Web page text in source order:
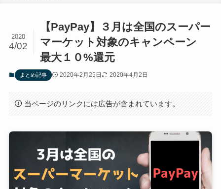
【PayPay】３月は全国のスーパー
マーケット対象のキャンペーン
最大１０%還元
2020
4/02
まとめ記事 2020年2月25日 2020年4月2日
当ページのリンクには広告が含まれています。